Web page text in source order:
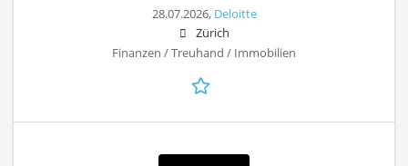
28.07.2026, Deloitte
Zürich
Finanzen / Treuhand / Immobilien